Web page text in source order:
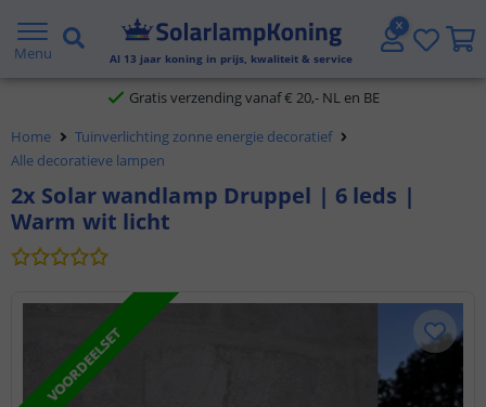
Menu Al 13 jaar koning in prijs, kwaliteit & service
2 jaar garantie
Gratis verzending vanaf € 20,- NL en BE
Klantbeoordeling 9.1
Home
Tuinverlichting zonne energie decoratief
Alle decoratieve lampen
2x Solar wandlamp Druppel | 6 leds |
Warm wit licht
VOORDEELSET